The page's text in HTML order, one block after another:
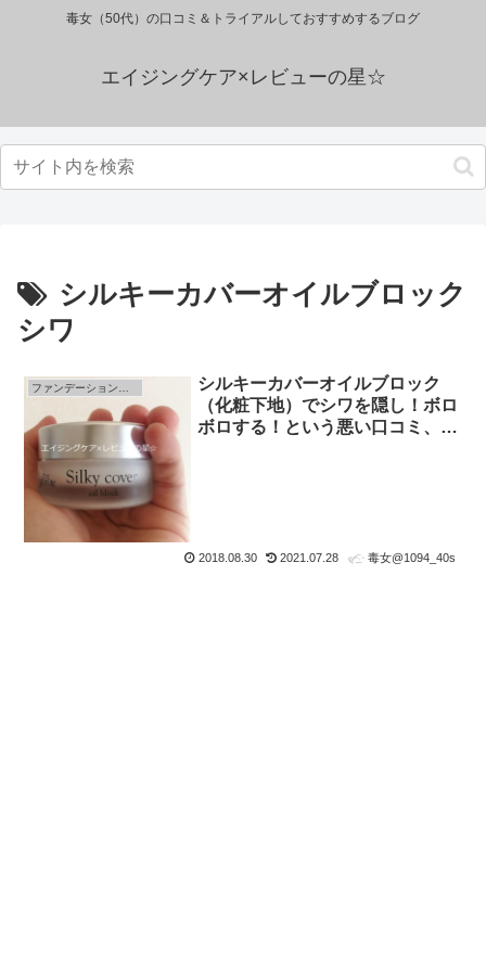
毒女（50代）の口コミ＆トライアルしておすすめするブログ
エイジングケア×レビューの星☆
シルキーカバーオイルブロック
シワ
シルキーカバーオイルブロック
（化粧下地）でシワを隠し！ボロ
ボロする！という悪い口コミ、苦
2018.08.30 2021.07.28 毒女@1094_40s